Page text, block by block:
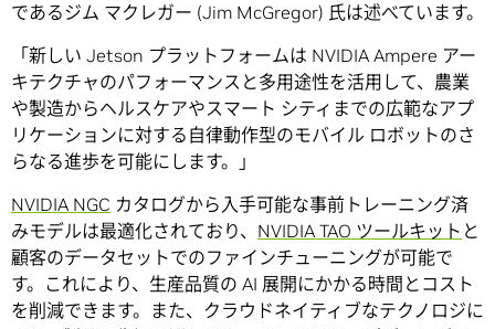
であるジム マクレガー (Jim McGregor) 氏は述べています。
「新しい Jetson プラットフォームは NVIDIA Ampere アー
キテクチャのパフォーマンスと多用途性を活用して、農業
や製造からヘルスケアやスマート シティまでの広範なアプ
リケーションに対する自律動作型のモバイル ロボットのさ
らなる進歩を可能にします。」
NVIDIA NGC カタログから入手可能な事前トレーニング済
みモデルは最適化されており、 NVIDIA TAO ツールキット と
顧客のデータセットでのファインチューニングが可能で
す。これにより、生産品質の AI 展開にかかる時間とコスト
を削減できます。また、クラウドネイティブなテクノロジに